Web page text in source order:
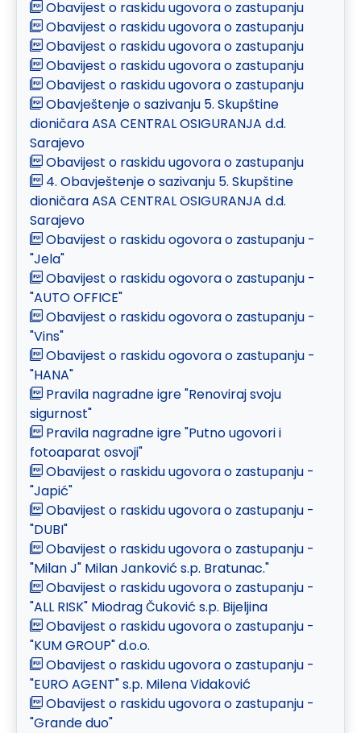
Obavijest o raskidu ugovora o zastupanju
Obavijest o raskidu ugovora o zastupanju
Obavijest o raskidu ugovora o zastupanju
Obavijest o raskidu ugovora o zastupanju
Obavijest o raskidu ugovora o zastupanju
Obavještenje o sazivanju 5. Skupštine
dioničara ASA CENTRAL OSIGURANJA d.d.
Sarajevo
Obavijest o raskidu ugovora o zastupanju
4. Obavještenje o sazivanju 5. Skupštine
dioničara ASA CENTRAL OSIGURANJA d.d.
Sarajevo
Obavijest o raskidu ogovora o zastupanju -
"Jela"
Obavijest o raskidu ogovora o zastupanju -
"AUTO OFFICE"
Obavijest o raskidu ogovora o zastupanju -
"Vins"
Obavijest o raskidu ogovora o zastupanju -
"HANA"
Pravila nagradne igre "Renoviraj svoju
sigurnost"
Pravila nagradne igre "Putno ugovori i
fotoaparat osvoji"
Obavijest o raskidu ugovora o zastupanju -
"Japić"
Obavijest o raskidu ugovora o zastupanju -
"DUBI"
Obavijest o raskidu ugovora o zastupanju -
"Milan J" Milan Janković s.p. Bratunac."
Obavijest o raskidu ugovora o zastupanju -
"ALL RISK" Miodrag Čuković s.p. Bijeljina
Obavijest o raskidu ugovora o zastupanju -
"KUM GROUP" d.o.o.
Obavijest o raskidu ugovora o zastupanju -
"EURO AGENT" s.p. Milena Vidaković
Obavijest o raskidu ugovora o zastupanju -
"Grande duo"